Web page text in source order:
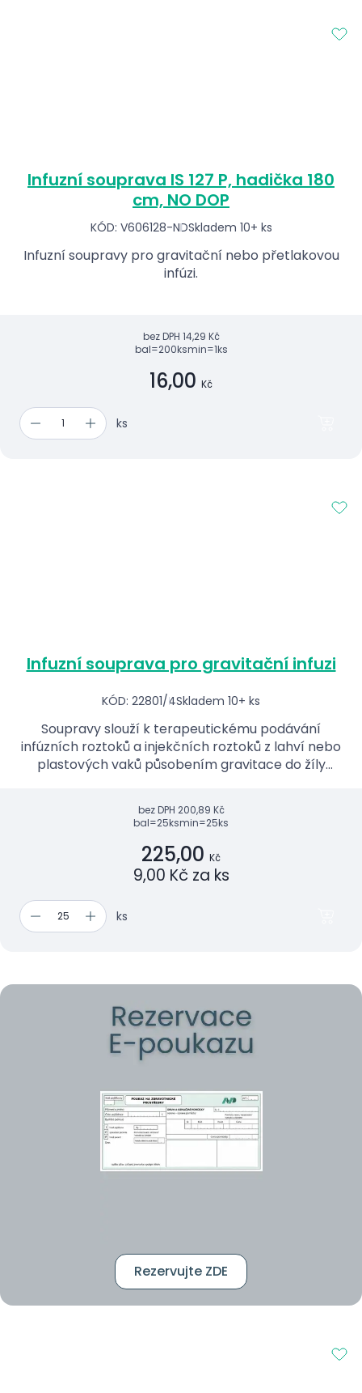
Infuzní souprava IS 127 P, hadička 180
cm, NO DOP
KÓD: V606128-NDSkladem 10+ ks
Infuzní soupravy pro gravitační nebo přetlakovou
infúzi.
bez DPH 14,29 Kč
bal=200ksmin=1ks
16,00 Kč
ks
Infuzní souprava pro gravitační infuzi
KÓD: 22801/4Skladem 10+ ks
Soupravy slouží k terapeutickému podávání
infúzních roztoků a injekčních roztoků z lahví nebo
plastových vaků působením gravitace do žíly
bez DPH 200,89 Kč
bal=25ksmin=25ks
225,00 Kč
9,00 Kč za ks
ks
Rezervujte ZDE